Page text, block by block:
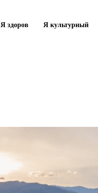
Я здоров Я культурный